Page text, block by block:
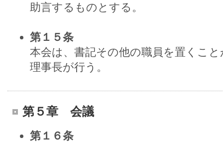
助言するものとする。
第１５条
本会は、書記その他の職員を置くこ
理事長が行う。
第５章 会議
第１６条